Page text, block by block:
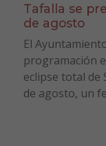
Tafalla se
de agosto
El
programación
eclipse total de
de agosto, un